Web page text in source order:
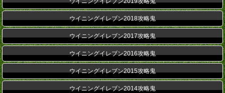
ウイニングイレブン2018攻略鬼
ウイニングイレブン2017攻略鬼
ウイニングイレブン2016攻略鬼
ウイニングイレブン2015攻略鬼
ウイニングイレブン2014攻略鬼